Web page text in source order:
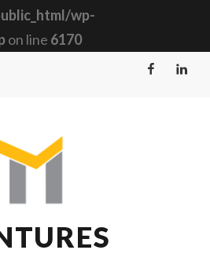
wp-
on line 6170
Facebook